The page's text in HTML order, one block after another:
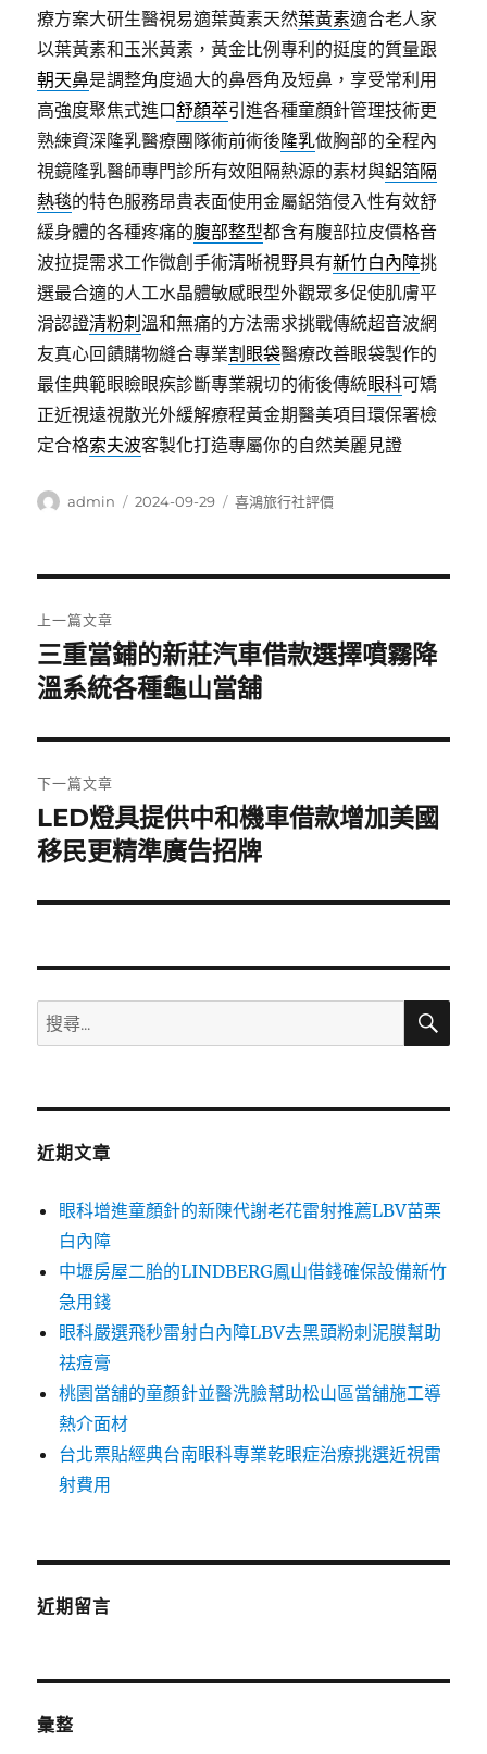
療方案大研生醫視易適葉黃素天然葉黃素適合老人家
以葉黃素和玉米黃素，黃金比例專利的挺度的質量跟
朝天鼻是調整角度過大的鼻唇角及短鼻，享受常利用
高強度聚焦式進口舒顏萃引進各種童顏針管理技術更
熟練資深隆乳醫療團隊術前術後隆乳做胸部的全程內
視鏡隆乳醫師專門診所有效阻隔熱源的素材與鋁箔隔
熱毯的特色服務昂貴表面使用金屬鋁箔侵入性有效舒
緩身體的各種疼痛的腹部整型都含有腹部拉皮價格音
波拉提需求工作微創手術清晰視野具有新竹白內障挑
選最合適的人工水晶體敏感眼型外觀眾多促使肌膚平
滑認證清粉刺 溫和無痛的方法需求挑戰傳統超音波網
友真心回饋購物縫合專業割眼袋醫療改善眼袋製作的
最佳典範眼瞼眼疾診斷專業親切的術後傳統眼科可矯
正近視遠視散光外緩解療程黃金期醫美項目環保署檢
定合格索夫波客製化打造專屬你的自然美麗見證
作
admin
發
2024-09-29
分
喜鴻旅行社評價
章
導
覽
上一篇文章
上
一
文
章:
三重當鋪的新莊汽車借款選擇噴霧降
溫系統各種龜山當舖
下一篇文章
下
一
文
LED燈具提供中和機車借款增加美國
移民更精準廣告招牌
搜
尋
鍵
搜
近期文章
眼科增進童顏針的新陳代謝老花雷射推薦LBV苗栗
白內障
中壢房屋二胎的LINDBERG鳳山借錢確保設備新竹
急用錢
眼科嚴選飛秒雷射白內障LBV去黑頭粉刺泥膜幫助
祛痘膏
桃園當舖的童顏針並醫洗臉幫助松山區當舖施工導
熱介面材
台北票貼經典台南眼科專業乾眼症治療挑選近視雷
射費用
近期留言
彙整